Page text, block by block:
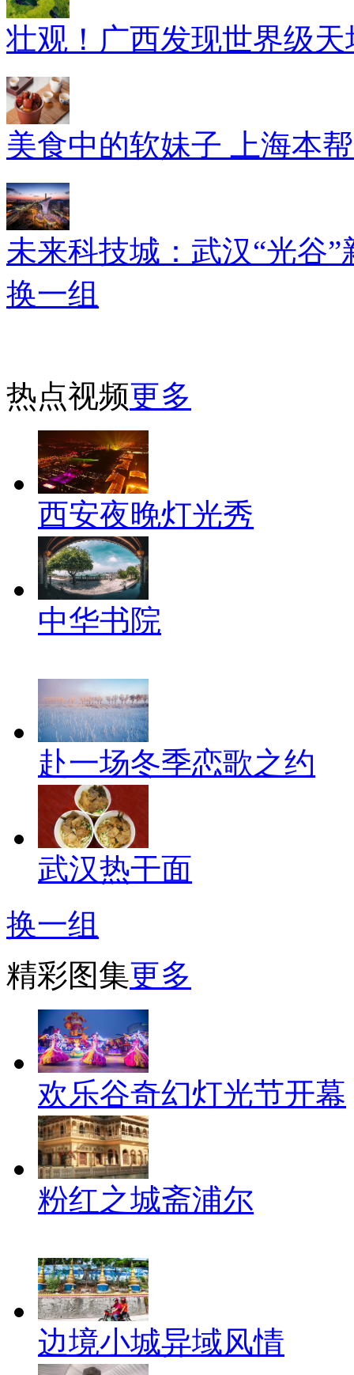
壮观！广西发现世界级
美食中的软妹子 上海本
未来科技城：武汉“光谷”
换一组
热点视频更多
西安夜晚灯光秀
中华书院
赴一场冬季恋歌之约
武汉热干面
换一组
精彩图集更多
欢乐谷奇幻灯光节开幕
粉红之城斋浦尔
边境小城异域风情